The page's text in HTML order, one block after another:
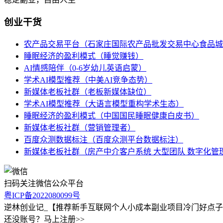
创业干货
农产品交易平台（石家庄国际农产品批发交易中心食品城
睡眠经济的盈利模式（睡觉赚钱）
AI情感陪伴（0-6岁幼儿英语启蒙）
学术AI模型推荐（中美AI竞争态势）
新媒体老板社群（老板新媒体缺位）
学术AI模型推荐（大语言模型重构学术生态）
睡眠经济的盈利模式（中国国民睡眠健康白皮书）
新媒体老板社群（营销管理者）
百度众测数据标注（百度众测平台数据标注）
新媒体老板社群（房产中介客户系统 大型团队 数字化管
扫码关注微信公众平台
粤ICP备2022080099号
逆林创业记_【推荐新手互联网个人小成本副业项目冷门好点子
还没账号？马上注册>>